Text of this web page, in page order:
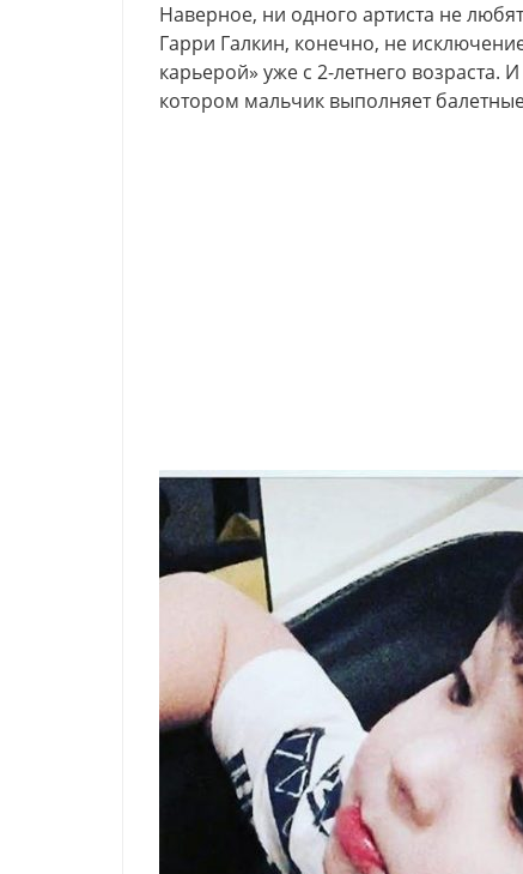
Наверное, ни одного артиста не
Гарри Галкин, конечно, не
карьерой» уже с 2-летнего возраста.
котором мальчик выполняет